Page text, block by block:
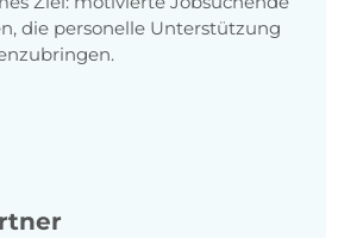
die personelle Unterstützung